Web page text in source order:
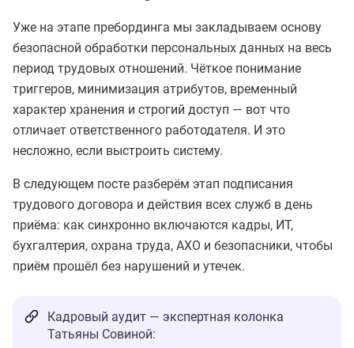
Уже на этапе пребординга мы закладываем основу
безопасной обработки персональных данных на весь
период трудовых отношений. Чёткое понимание
триггеров, минимизация атрибутов, временный
характер хранения и строгий доступ — вот что
отличает ответственного работодателя. И это
несложно, если выстроить систему.
В следующем посте разберём этап подписания
трудового договора и действия всех служб в день
приёма: как синхронно включаются кадры, ИТ,
бухгалтерия, охрана труда, АХО и безопасники, чтобы
приём прошёл без нарушений и утечек.
Кадровый аудит — экспертная колонка
Татьяны Совиной: